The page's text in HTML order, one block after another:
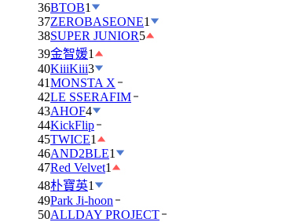
36BTOB1
37ZEROBASEONE1
38SUPER JUNIOR5
39金智媛1
40KiiiKiii3
41MONSTA X
42LE SSERAFIM
43AHOF4
44KickFlip
45TWICE1
46AND2BLE1
47Red Velvet1
48朴寶英1
49Park Ji-hoon
50ALLDAY PROJECT